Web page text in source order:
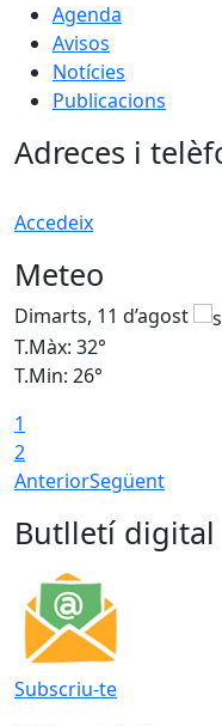
Agenda
Avisos
Notícies
Publicacions
Adreces i
Accedeix
Meteo
Dimarts, 11 d’agost
T.Màx: 32°
T.Min: 26°
1
2
AnteriorSegüent
Butlletí digital
Subscriu-te